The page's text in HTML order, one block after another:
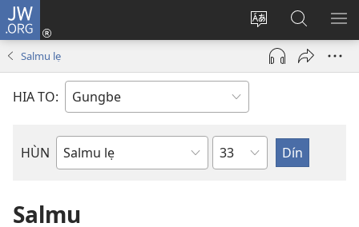
JW.ORG
Diọ
ogbè
nọtẹn
Hùn
Adà
Towe
(opens
new
Dín
to
JW.ORG
Salmu lẹ
HIA TO:
HÙN
Bible
Weta
Salmu